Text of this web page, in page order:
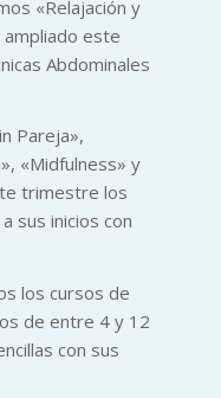
«Relajación y
ampliado este
Abdominales
Pareja»,
«Midfulness» y
trimestre los
sus inicios con
los cursos de
de entre 4 y 12
con sus